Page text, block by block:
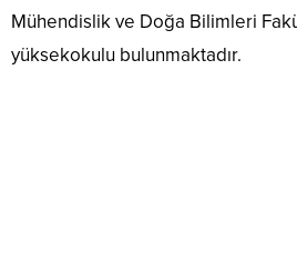
Mühendislik ve Doğa Bilimleri
yüksekokulu bulunmaktadır.